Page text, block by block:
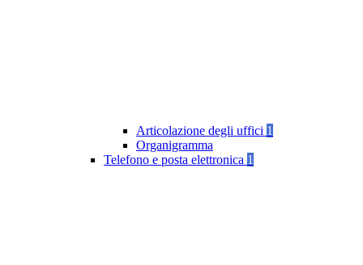
Articolazione degli uffici 1
Organigramma
Telefono e posta elettronica 1